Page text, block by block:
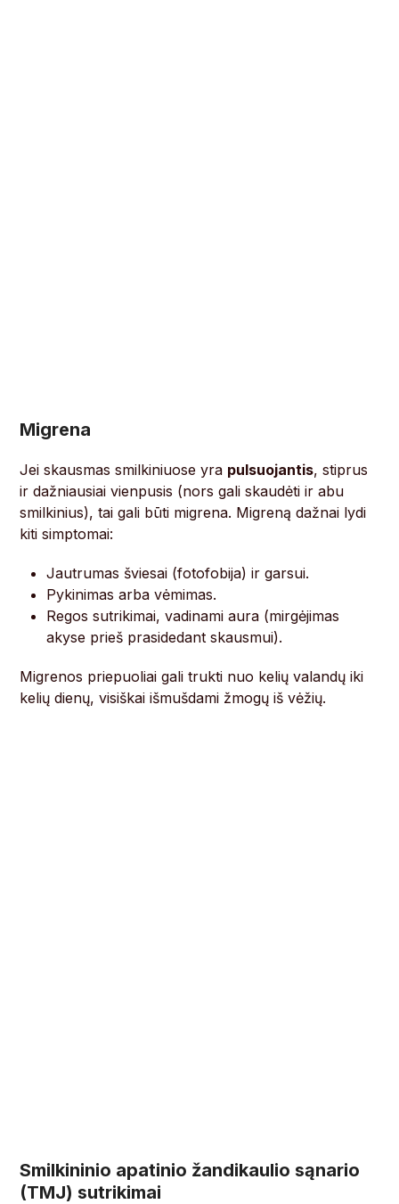
Migrena
Jei skausmas smilkiniuose yra pulsuojantis, stiprus
ir dažniausiai vienpusis (nors gali skaudėti ir abu
smilkinius), tai gali būti migrena. Migreną dažnai lydi
kiti simptomai:
Jautrumas šviesai (fotofobija) ir garsui.
Pykinimas arba vėmimas.
Regos sutrikimai, vadinami aura (mirgėjimas
akyse prieš prasidedant skausmui).
Migrenos priepuoliai gali trukti nuo kelių valandų iki
kelių dienų, visiškai išmušdami žmogų iš vėžių.
Smilkininio apatinio žandikaulio sąnario
(TMJ) sutrikimai